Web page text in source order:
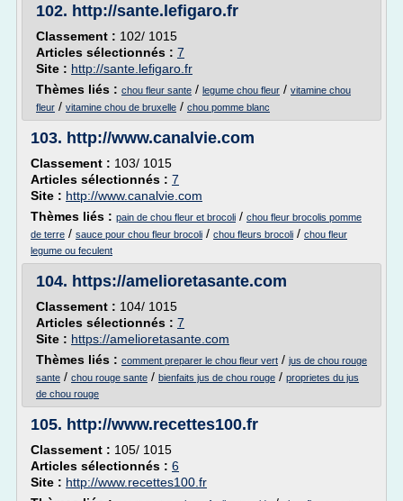
102. http://sante.lefigaro.fr
Classement : 102/ 1015
Articles sélectionnés : 7
Site : http://sante.lefigaro.fr
Thèmes liés : chou fleur sante / legume chou fleur / vitamine chou
fleur / vitamine chou de bruxelle / chou pomme blanc
103. http://www.canalvie.com
Classement : 103/ 1015
Articles sélectionnés : 7
Site : http://www.canalvie.com
Thèmes liés : pain de chou fleur et brocoli / chou fleur brocolis pomme
de terre / sauce pour chou fleur brocoli / chou fleurs brocoli / chou fleur
legume ou feculent
104. https://amelioretasante.com
Classement : 104/ 1015
Articles sélectionnés : 7
Site : https://amelioretasante.com
Thèmes liés : comment preparer le chou fleur vert / jus de chou rouge
sante / chou rouge sante / bienfaits jus de chou rouge / proprietes du jus
de chou rouge
105. http://www.recettes100.fr
Classement : 105/ 1015
Articles sélectionnés : 6
Site : http://www.recettes100.fr